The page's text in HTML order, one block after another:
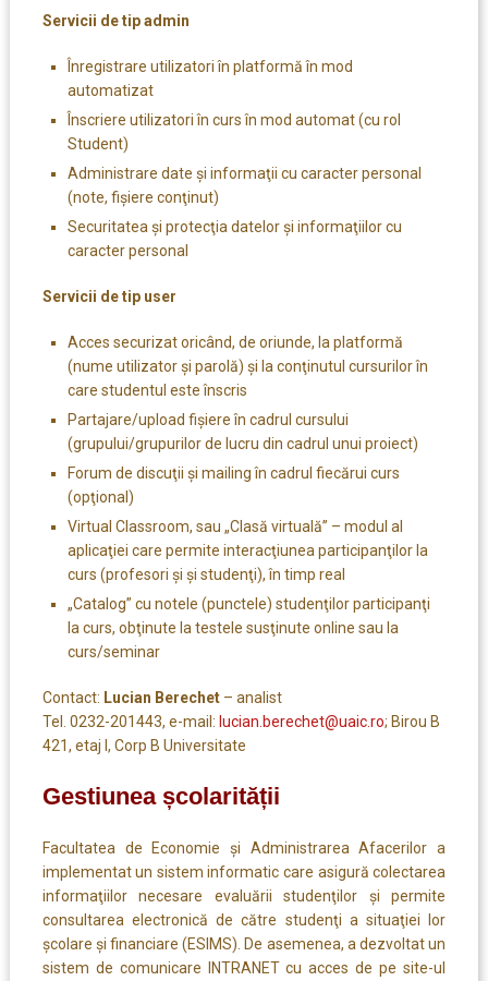
Servicii de tip admin
Înregistrare utilizatori în platformă în mod
automatizat
Înscriere utilizatori în curs în mod automat (cu rol
Student)
Administrare date şi informaţii cu caracter personal
(note, fişiere conţinut)
Securitatea şi protecţia datelor şi informaţiilor cu
caracter personal
Servicii de tip user
Acces securizat oricând, de oriunde, la platformă
(nume utilizator şi parolă) şi la conţinutul cursurilor în
care studentul este înscris
Partajare/upload fişiere în cadrul cursului
(grupului/grupurilor de lucru din cadrul unui proiect)
Forum de discuţii şi mailing în cadrul fiecărui curs
(opţional)
Virtual Classroom, sau „Clasă virtuală” – modul al
aplicaţiei care permite interacţiunea participanţilor la
curs (profesori şi şi studenţi), în timp real
„Catalog” cu notele (punctele) studenţilor participanţi
la curs, obţinute la testele susţinute online sau la
curs/seminar
Contact: Lucian Berechet– analist
Tel. 0232-201443, e-mail: lucian.berechet@uaic.ro; Birou B
421, etaj I, Corp B Universitate
Gestiunea școlarității
Facultatea de Economie şi Administrarea Afacerilor a
implementat un sistem informatic care asigură colectarea
informaţiilor necesare evaluării studenţilor şi permite
consultarea electronică de către studenţi a situaţiei lor
şcolare şi financiare (ESIMS). De asemenea, a dezvoltat un
sistem de comunicare INTRANET cu acces de pe site-ul